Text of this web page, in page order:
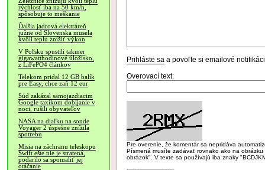
rýchlosť iba na 50 km/h,
spôsobuje to meškanie
Ďalšia jadrová elektráreň
južne od Slovenska musela
kvôli teplu znížiť výkon
V Poľsku spustili takmer
gigawatthodinové úložisko,
z LiFePO4 článkov
Telekom pridal 12 GB balík
pre Easy, chce zaň 12 eur
Súd zakázal samojazdiacim
Google taxíkom dobíjanie v
noci, rušili obyvateľov
NASA na diaľku na sonde
Voyager 2 úspešne znížila
spotrebu
Misia na záchranu teleskopu
Swift ešte nie je stratená,
podarilo sa spomaliť jej
otáčanie
Prihláste sa a povoľte si emailové
Overovací text:
Pre overenie, že komentár sa nepridáva
Písmená musíte zadávať rovnako ako na
obrázok". V texte sa používajú iba znaky